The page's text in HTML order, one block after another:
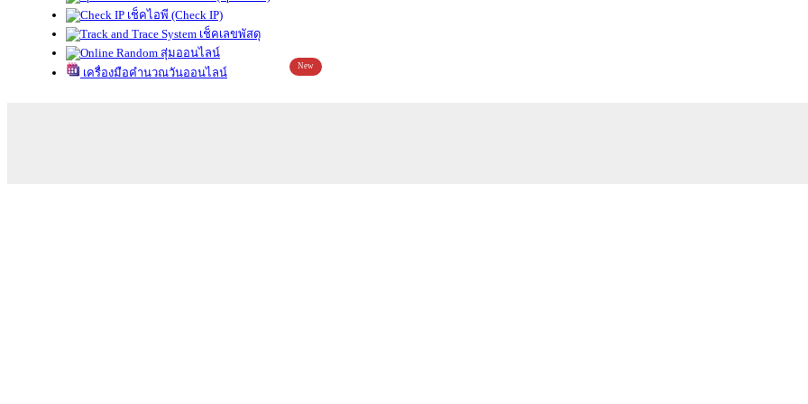
เช็คไอพี (Check IP)
เช็คเลขพัสดุ
สุ่มออนไลน์
เครื่องมือคำนวณวันออนไลน์
New